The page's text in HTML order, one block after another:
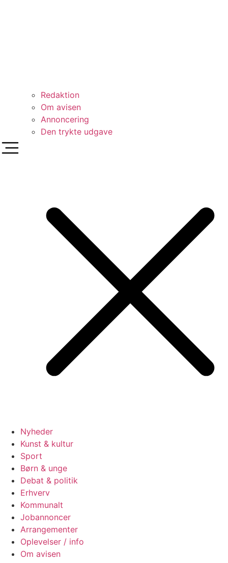
Redaktion
Om avisen
Annoncering
Den trykte udgave
Nyheder
Kunst & kultur
Sport
Børn & unge
Debat & politik
Erhverv
Kommunalt
Jobannoncer
Arrangementer
Oplevelser / info
Om avisen